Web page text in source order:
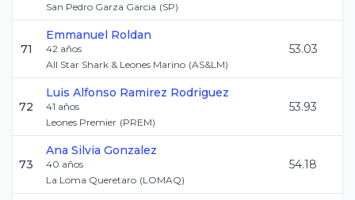
San Pedro Garza Garcia (SP)
71
Emmanuel Roldan
42 años
All Star Shark & Leones Marino (AS&LM)
53.03
72
Luis Alfonso Ramirez Rodriguez
41 años
Leones Premier (PREM)
53.93
73
Ana Silvia Gonzalez
40 años
La Loma Queretaro (LOMAQ)
54.18